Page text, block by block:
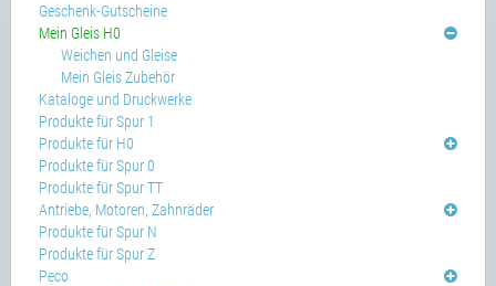
Geschenk-Gutscheine
Mein Gleis H0
Weichen und Gleise
Mein Gleis Zubehör
Kataloge und Druckwerke
Produkte für Spur 1
Produkte für H0
Produkte für Spur 0
Produkte für Spur TT
Antriebe, Motoren, Zahnräder
Produkte für Spur N
Produkte für Spur Z
Peco